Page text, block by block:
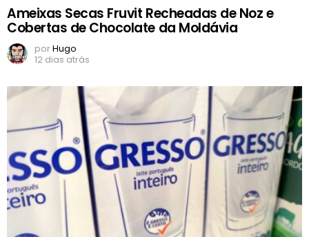
Ameixas Secas Fruvit Recheadas de Noz e
Cobertas de Chocolate da Moldávia
porHugo
12 dias atrás